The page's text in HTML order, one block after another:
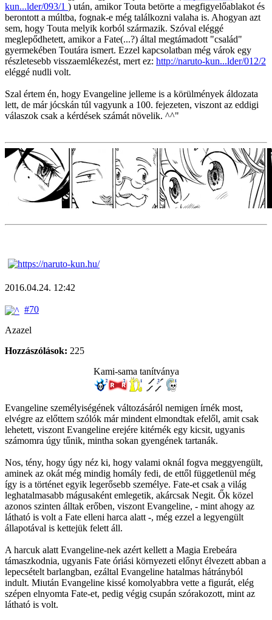
kun...lder/093/1 ) után, amikor Touta betörte a megfigyelőablakot és
berontott a múltba, fognak-e még találkozni valaha is. Ahogyan azt
sem, hogy Touta melyik korból származik. Szóval eléggé
meglepődhetett, amikor a Fate(...?) által megtámadott "család"
gyermekében Toutára ismert. Ezzel kapcsolatban még várok egy
részletesebb visszaemlékezést, mert ez: http://naruto-kun...lder/012/2
eléggé nudli volt.
Szal értem én, hogy Evangeline jelleme is a körülmények áldozata
lett, de már jócskán túl vagyunk a 100. fejezeten, viszont az eddigi
válaszok csak a kérdések számát növelik. ^^"
2016.04.24. 12:42
#70
Azazel
Hozzászólások: 225
Kami-sama tanítványa
Evangeline személyiségének változásáról nemigen írnék most,
elvégre az előttem szólók már mindent elmondtak efelől, amit csak
lehetett, viszont Evangeline erejére kitérnék egy kicsit, ugyanis
számomra úgy tűnik, mintha sokan gyengének tartanák.
Nos, tény, hogy úgy néz ki, hogy valami oknál fogva meggyengült,
aminek az okát még mindig homály fedi, de ettől függetlenül még
így is a történet egyik legerősebb személye. Fate-et csak a világ
leghatalmasabb mágusaként emlegetik, akárcsak Negit. Ők közel
azonos szinten álltak erőben, viszont Evangeline, - mint ahogy az
látható is volt a Fate elleni harca alatt -, még ezzel a legyengült
állapotával is kettejük felett áll.
A harcuk alatt Evangeline-nek azért kellett a Magia Erebeára
támaszkodnia, ugyanis Fate óriási környezeti előnyt élvezett abban a
lepecsételt barlangban, ezáltal Evangeline hatalmas hátrányból
indult. Miután Evangeline kissé komolyabbra vette a figurát, elég
szépen elnyomta Fate-et, pedig végig csupán szórakozott, mint az
látható is volt.